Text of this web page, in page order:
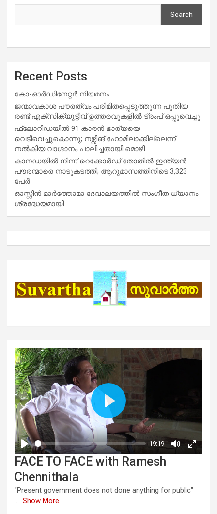
Search
Recent Posts
കോ-ഓർഡിനേറ്റർ നിയമനം
ജന്മാവകാശ പൗരത്വം പരിമിതപ്പെടുത്തുന്ന പുതിയ
രണ്ട് എക്സിക്യൂട്ടീവ് ഉത്തരവുകളിൽ ട്രംപ് ഒപ്പുവെച്ചു
ഫ്ലോറിഡയിൽ 91 കാരൻ ഭാര്യയെ
വെടിവെച്ചുകൊന്നു; നഴ്സിങ് ഹോമിലാക്കില്ലെന്ന്
നൽകിയ വാഗ്ദാനം പാലിച്ചതായി മൊഴി
കാനഡയിൽ നിന്ന് റെക്കോർഡ് തോതിൽ ഇന്ത്യൻ
പൗരന്മാരെ നാടുകടത്തി; ആറുമാസത്തിനിടെ 3,323
പേർ
ഓസ്റ്റിൻ മാർത്തോമാ ദേവാലയത്തിൽ സംഗീത ധ്യാനം
ശ്രദ്ധേയമായി
FACE TO FACE with Ramesh
Chennithala
"Present government does not done anything for public"
... Show More